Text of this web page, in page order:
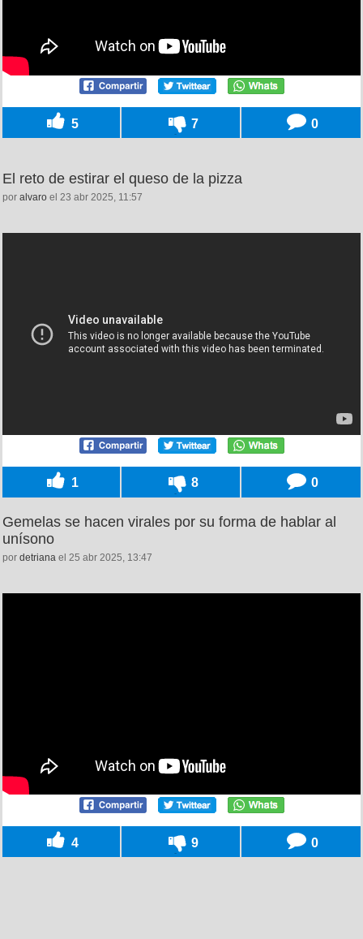
5 7 0
El reto de estirar el queso de la pizza
por alvaro el 23 abr 2025, 11:57
1 8 0
Gemelas se hacen virales por su forma de hablar al
unísono
por detriana el 25 abr 2025, 13:47
4 9 0